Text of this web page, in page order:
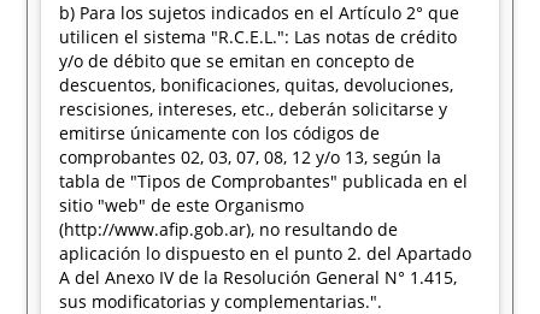
b) Para los sujetos indicados en el Artículo 2° que
utilicen el sistema "R.C.E.L.": Las notas de crédito
y/o de débito que se emitan en concepto de
descuentos, bonificaciones, quitas, devoluciones,
rescisiones, intereses, etc., deberán solicitarse y
emitirse únicamente con los códigos de
comprobantes 02, 03, 07, 08, 12 y/o 13, según la
tabla de "Tipos de Comprobantes" publicada en el
sitio "web" de este Organismo
(http://www.afip.gob.ar), no resultando de
aplicación lo dispuesto en el punto 2. del Apartado
A del Anexo IV de la Resolución General N° 1.415,
sus modificatorias y complementarias.".